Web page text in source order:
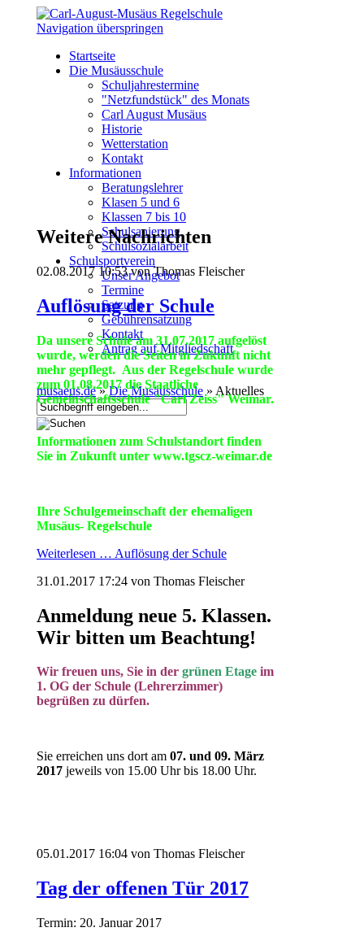
Navigation überspringen
Startseite
Die Musäusschule
Schuljahrestermine
"Netzfundstück" des Monats
Carl August Musäus
Historie
Wetterstation
Kontakt
Informationen
Beratungslehrer
Klasen 5 und 6
Klassen 7 bis 10
Schulsanierung
Schulsozialarbeit
Schulsportverein
Unser Angebot
Termine
Satzung
Gebührensatzung
Kontakt
Antrag auf Mitgliedschaft
musaeus.de»Die Musäusschule» Aktuelles
Weitere Nachrichten
02.08.2017 10:53von Thomas Fleischer
Auflösung der Schule
Da unsere Schule am 31.07.2017 aufgelöst
wurde, werden die Seiten in Zukunft nicht
mehr gepflegt. Aus der Regelschule wurde
zum 01.08.2017 die Staatliche
Gemeinschaftsschule "Carl Zeiss" Weimar.
Informationen zum Schulstandort finden
Sie in Zukunft unter www.tgscz-weimar.de
Ihre Schulgemeinschaft der ehemaligen
Musäus- Regelschule
Weiterlesen … Auflösung der Schule
31.01.2017 17:24 von Thomas Fleischer
Anmeldung neue 5. Klassen.
Wir bitten um Beachtung!
Wir freuen uns, Sie in der grünen Etage im
1. OG der Schule (Lehrerzimmer)
begrüßen zu dürfen.
Sie erreichen uns dort am 07. und 09. März
2017 jeweils von 15.00 Uhr bis 18.00 Uhr.
05.01.2017 16:04 von Thomas Fleischer
Tag der offenen Tür 2017
Termin: 20. Januar 2017